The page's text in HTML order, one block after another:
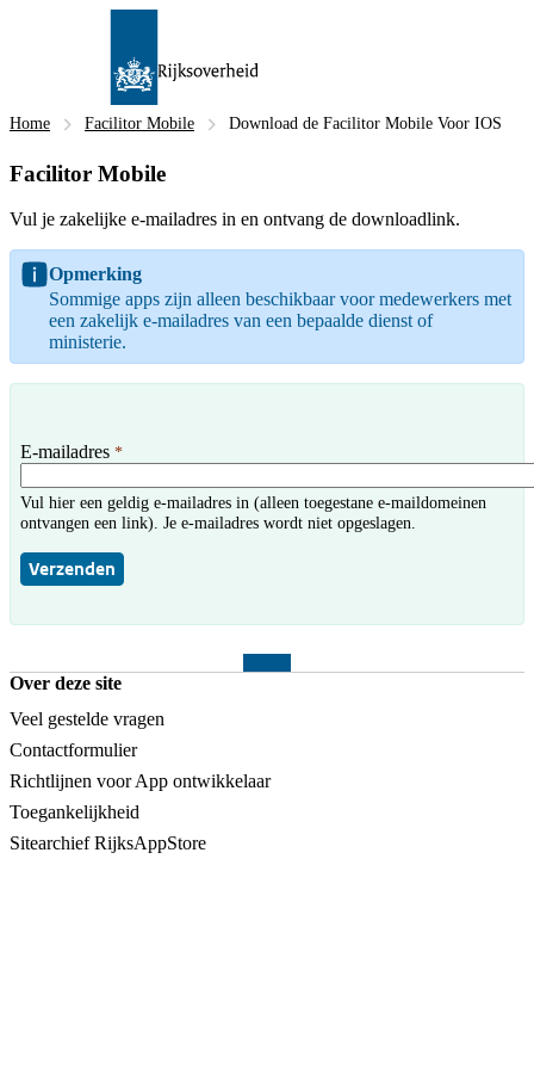
Home Facilitor Mobile Download de Facilitor Mobile Voor IOS
Facilitor Mobile
Vul je zakelijke e-mailadres in en ontvang de downloadlink.
Opmerking
Sommige apps zijn alleen beschikbaar voor medewerkers met
een zakelijk e-mailadres van een bepaalde dienst of
ministerie.
E-mailadres *
Vul hier een geldig e-mailadres in (alleen toegestane e-maildomeinen
ontvangen een link). Je e-mailadres wordt niet opgeslagen.
Verzenden
Over deze site
Veel gestelde vragen
Contactformulier
Richtlijnen voor App ontwikkelaar
Toegankelijkheid
Sitearchief RijksAppStore